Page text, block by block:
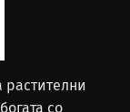
растителни
со